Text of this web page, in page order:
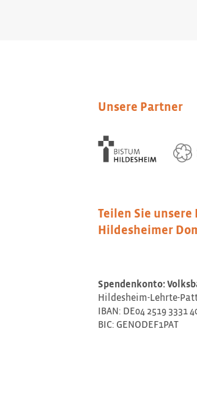
Unsere Partner
Teilen Sie
Hildesheimer
Spendenkonto:
Hildesheim-Lehrte-
IBAN: DE04 2519 3331
BIC: GENODEF1PAT